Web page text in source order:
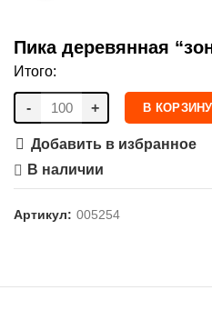
Пика деревянная
Итого:
- + В КОРЗИНУ
Добавить в избранное
В наличии
Артикул: 005254